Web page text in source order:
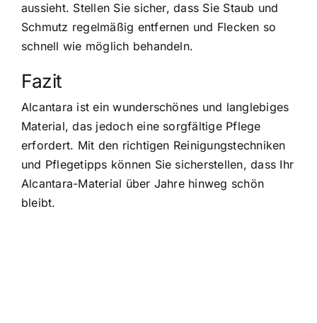
aussieht. Stellen Sie sicher, dass Sie Staub und
Schmutz regelmäßig entfernen und Flecken so
schnell wie möglich behandeln.
Fazit
Alcantara ist ein wunderschönes und langlebiges
Material, das jedoch eine sorgfältige Pflege
erfordert. Mit den richtigen Reinigungstechniken
und Pflegetipps können Sie sicherstellen, dass Ihr
Alcantara-Material über Jahre hinweg schön
bleibt.